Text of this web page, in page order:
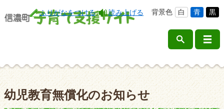
ふりがなをつける 読み上げる 背景色 白 青 黒
幼児教育無償化のお知らせ